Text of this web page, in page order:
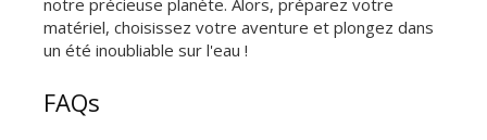
notre précieuse planète. Alors, préparez votre
matériel, choisissez votre aventure et plongez dans
un été inoubliable sur l'eau !
FAQs